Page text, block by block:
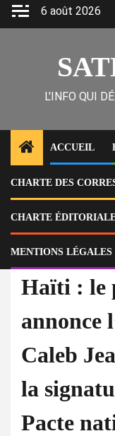
Skip
6 août 2026
L'INFO QUI
ACCUEIL
CHARTE DES
CHARTE
MENTIONS LÉGALES
Home
Actu
Haïti : le parti KPC
la signature controversée
Actu Politique
Haïti : le
annonce
Caleb
la
Pacte